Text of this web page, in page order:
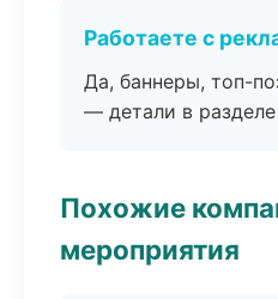
Работаете с
Да, баннеры, топ-
— детали в
Похожие
мероприятия